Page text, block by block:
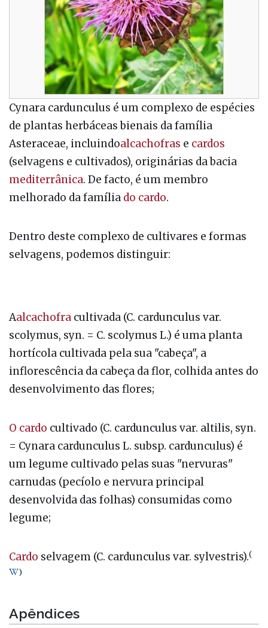
Cynara cardunculus é um complexo de espécies
de plantas herbáceas bienais da família
Asteraceae, incluindoalcachofras e cardos
(selvagens e cultivados), originárias da bacia
mediterrânica. De facto, é um membro
melhorado da família do cardo.
Dentro deste complexo de cultivares e formas
selvagens, podemos distinguir:
Aalcachofra cultivada (C. cardunculus var.
scolymus, syn. = C. scolymus L.) é uma planta
hortícola cultivada pela sua "cabeça", a
inflorescência da cabeça da flor, colhida antes do
desenvolvimento das flores;
O cardo cultivado (C. cardunculus var. altilis, syn.
= Cynara cardunculus L. subsp. cardunculus) é
um legume cultivado pelas suas "nervuras"
carnudas (pecíolo e nervura principal
desenvolvida das folhas) consumidas como
legume;
Cardo selvagem (C. cardunculus var. sylvestris).(
)
Apêndices